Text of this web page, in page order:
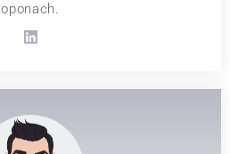
oponach.